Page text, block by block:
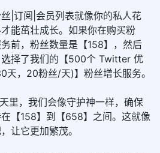
|订阅|会员列表就像你的私人花
能茁壮成长。如果你在购买粉
前，粉丝数量是【158】，然后
择了我们的【500个 Twitter 优
天，20粉丝/天)】粉丝增长服务。
里，我们会像守护神一样，确保
【158】到【658】之间。这就像
让它更加繁茂。